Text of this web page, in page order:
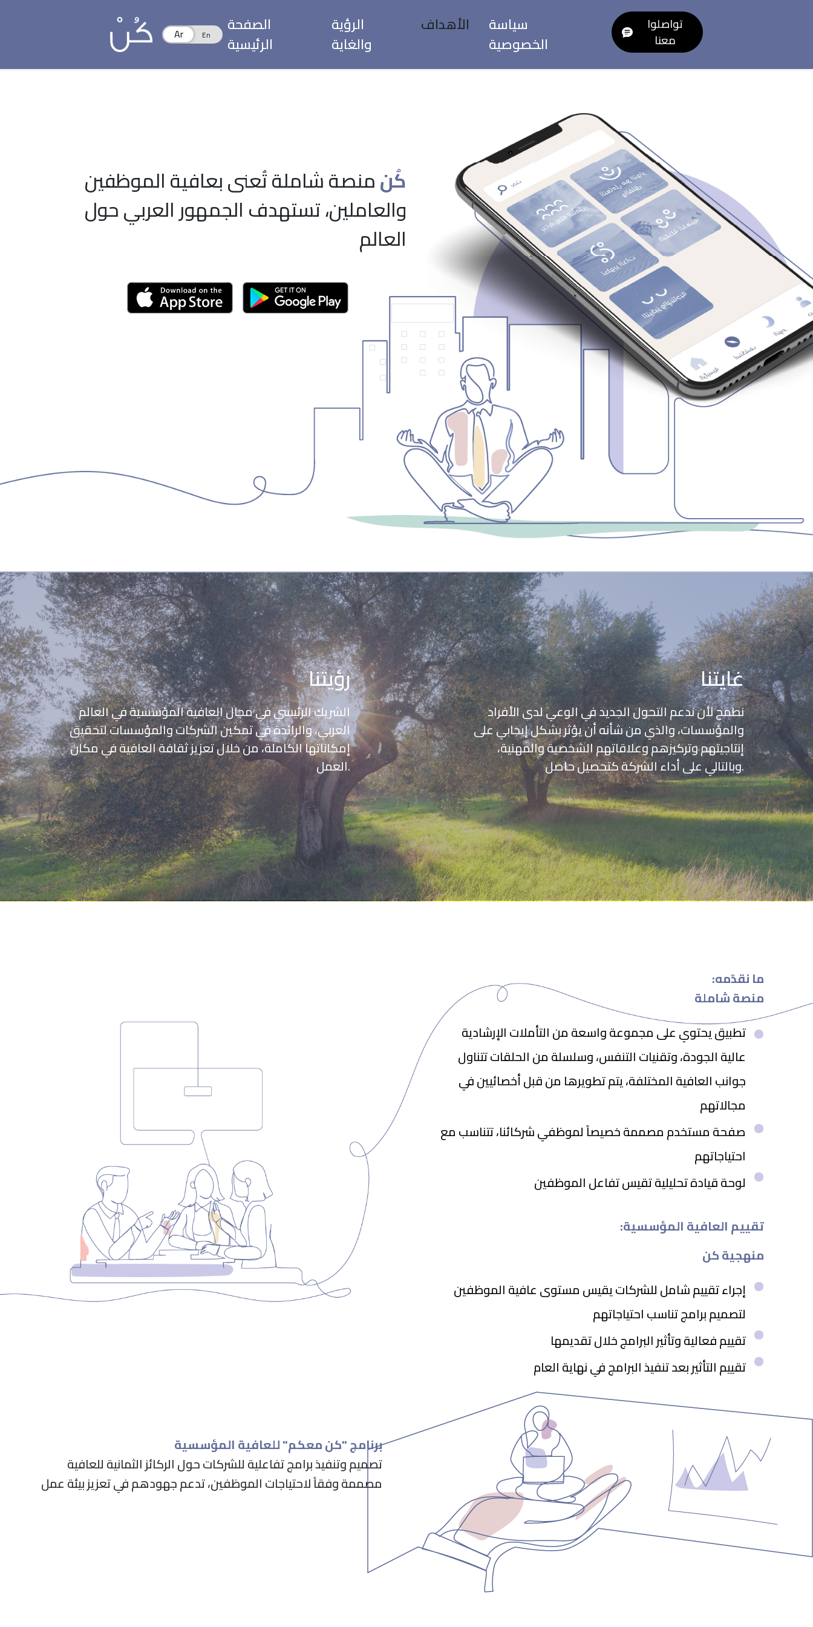
الصفحة
الرئيسية
الرؤية
والغاية
الأهداف سياسة
الخصوصية
تواصلوا
معنا
كُنمنصة شاملة تُعنى بعافية الموظفين
والعاملين، تستهدف الجمهور العربي حول
العالم
رؤيتنا
الشريك الرئيسي في مجال العافية المؤسسية في العالم
العربي، والرائدة في تمكين الشركات والمؤسسات لتحقيق
إمكاناتها الكاملة، من خلال تعزيز ثقافة العافية في مكان
العمل.
غايتنا
نطمح لأن ندعم التحول الجديد في الوعي لدى الأفراد
والمؤسسات، والذي من شأنه أن يؤثر بشكل إيجابي على
إنتاجيتهم وتركيزهم وعلاقاتهم الشخصية والمهنية،
وبالتالي على أداء الشركة كتحصيل حاصل.
:ما نقدّمه
منصة شاملة
تطبيق يحتوي على مجموعة واسعة من التأملات الإرشادية
عالية الجودة، وتقنيات التنفس، وسلسلة من الحلقات تتناول
جوانب العافية المختلفة، يتم تطويرها من قبل أخصائيين في
مجالاتهم
صفحة مستخدم مصممة خصيصاً لموظفي شركائنا، تتناسب مع
احتياجاتهم
لوحة قيادة تحليلية تقيس تفاعل الموظفين
:تقييم العافية المؤسسية
منهجية كن
إجراء تقييم شامل للشركات يقيس مستوى عافية الموظفين
لتصميم برامج تناسب احتياجاتهم
تقييم فعالية وتأثير البرامج خلال تقديمها
تقييم التأثير بعد تنفيذ البرامج في نهاية العام
برنامج "كن معكم" للعافية المؤسسية
تصميم وتنفيذ برامج تفاعلية للشركات حول الركائز الثمانية للعافية
مصممة وفقاً لاحتياجات الموظفين، تدعم جهودهم في تعزيز بيئة عمل